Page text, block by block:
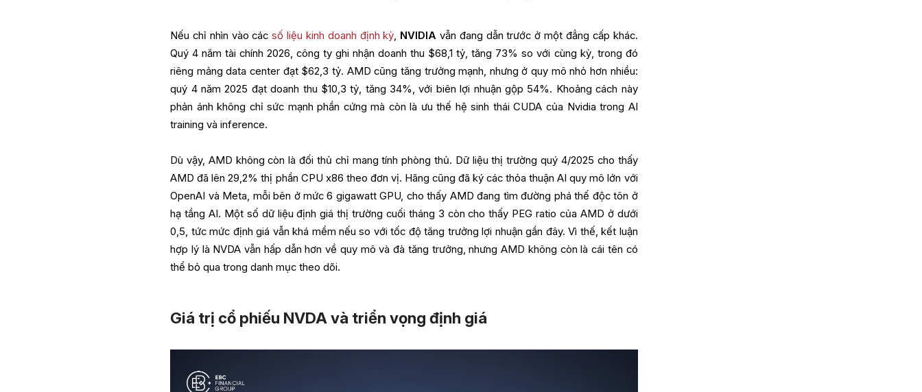
Nếu chỉ nhìn vào cácsố liệu kinh doanh định kỳ, NVIDIA vẫn đang dẫn trước ở một đẳng cấp khác.
Quý 4 năm tài chính 2026, công ty ghi nhận doanh thu $68,1 tỷ, tăng 73% so với cùng kỳ, trong đó
riêng mảng data center đạt $62,3 tỷ. AMD cũng tăng trưởng mạnh, nhưng ở quy mô nhỏ hơn nhiều:
quý 4 năm 2025 đạt doanh thu $10,3 tỷ, tăng 34%, với biên lợi nhuận gộp 54%. Khoảng cách này
phản ánh không chỉ sức mạnh phần cứng mà còn là ưu thế hệ sinh thái CUDA của Nvidia trong AI
training và inference.
Dù vậy, AMD không còn là đối thủ chỉ mang tính phòng thủ. Dữ liệu thị trường quý 4/2025 cho thấy
AMD đã lên 29,2% thị phần CPU x86 theo đơn vị. Hãng cũng đã ký các thỏa thuận AI quy mô lớn với
OpenAI và Meta, mỗi bên ở mức 6 gigawatt GPU, cho thấy AMD đang tìm đường phá thế độc tôn ở
hạ tầng AI. Một số dữ liệu định giá thị trường cuối tháng 3 còn cho thấy PEG ratio của AMD ở dưới
0,5, tức mức định giá vẫn khá mềm nếu so với tốc độ tăng trưởng lợi nhuận gần đây. Vì thế, kết luận
hợp lý là NVDA vẫn hấp dẫn hơn về quy mô và đà tăng trưởng, nhưng AMD không còn là cái tên có
thể bỏ qua trong danh mục theo dõi.
Giá trị cổ phiếu NVDA và triển vọng định giá